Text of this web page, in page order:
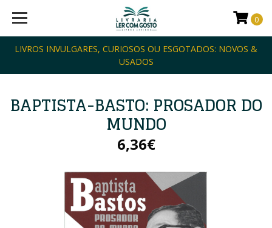
LIVROS INVULGARES, CURIOSOS OU ESGOTADOS: NOVOS &
USADOS
0
BAPTISTA-BASTO: PROSADOR DO
MUNDO
6,36€